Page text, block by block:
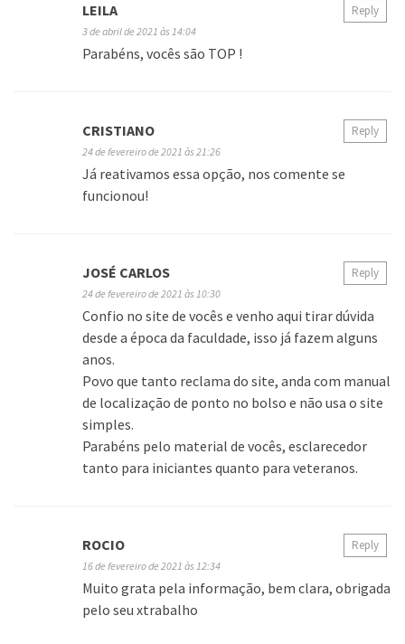
LEILA
3 de abril de 2021 às 14:04
Parabéns, vocês são TOP !
Reply
CRISTIANO
24 de fevereiro de 2021 às 21:26
Já reativamos essa opção, nos comente se
funcionou!
Reply
JOSÉ CARLOS
24 de fevereiro de 2021 às 10:30
Confio no site de vocês e venho aqui tirar dúvida
desde a época da faculdade, isso já fazem alguns
anos.
Povo que tanto reclama do site, anda com manual
de localização de ponto no bolso e não usa o site
simples.
Parabéns pelo material de vocês, esclarecedor
tanto para iniciantes quanto para veteranos.
Reply
ROCIO
16 de fevereiro de 2021 às 12:34
Muito grata pela informação, bem clara, obrigada
pelo seu xtrabalho
Reply